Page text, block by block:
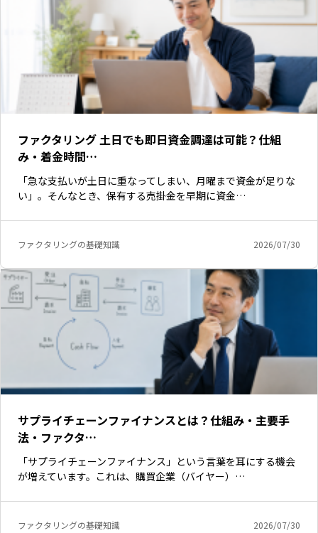
ファクタリング 土日でも即日資金調達は可能？仕組
み・着金時間…
「急な支払いが土日に重なってしまい、月曜まで資金が足りな
い」。そんなとき、保有する売掛金を早期に資金…
ファクタリングの基礎知識 2026/07/30
サプライチェーンファイナンスとは？仕組み・主要手
法・ファクタ…
「サプライチェーンファイナンス」という言葉を耳にする機会
が増えています。これは、購買企業（バイヤー）…
ファクタリングの基礎知識 2026/07/30
いますぐ無料登録